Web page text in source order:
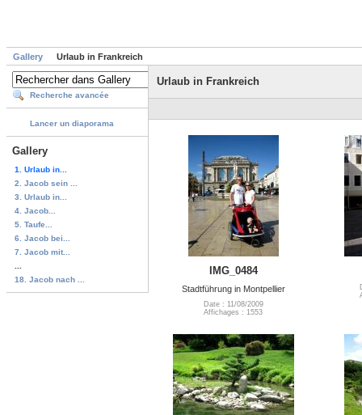
Gallery Urlaub in Frankreich
Recherche avancée
Lancer un diaporama
Gallery
1. Urlaub in...
2. Jacob sein ...
3. Urlaub in...
4. Jacob...
5. Taufe...
6. Jacob bei...
7. Jacob mit...
18. Jacob nach ...
Urlaub in Frankreich
IMG_0484
Stadtführung in Montpellier
Date : 11/08/2009
Affichages : 1553